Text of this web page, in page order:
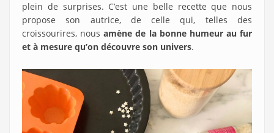
plein de surprises. C’est une belle recette que nous
propose son autrice, de celle qui, telles des
croissourires, nousamène de la bonne humeur au fur
et à mesure qu’on découvre son univers.